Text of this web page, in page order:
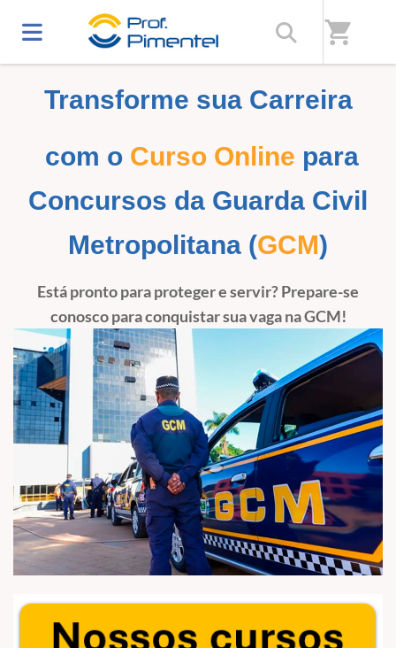
shopping_cart
Home/Prof. Pimentel - Estude com quem aprova
Transforme sua Carreira
com o Curso Online para
Concursos da Guarda Civil
Metropolitana (GCM)
Está pronto para proteger e servir? Prepare-se
conosco para conquistar sua vaga na GCM!